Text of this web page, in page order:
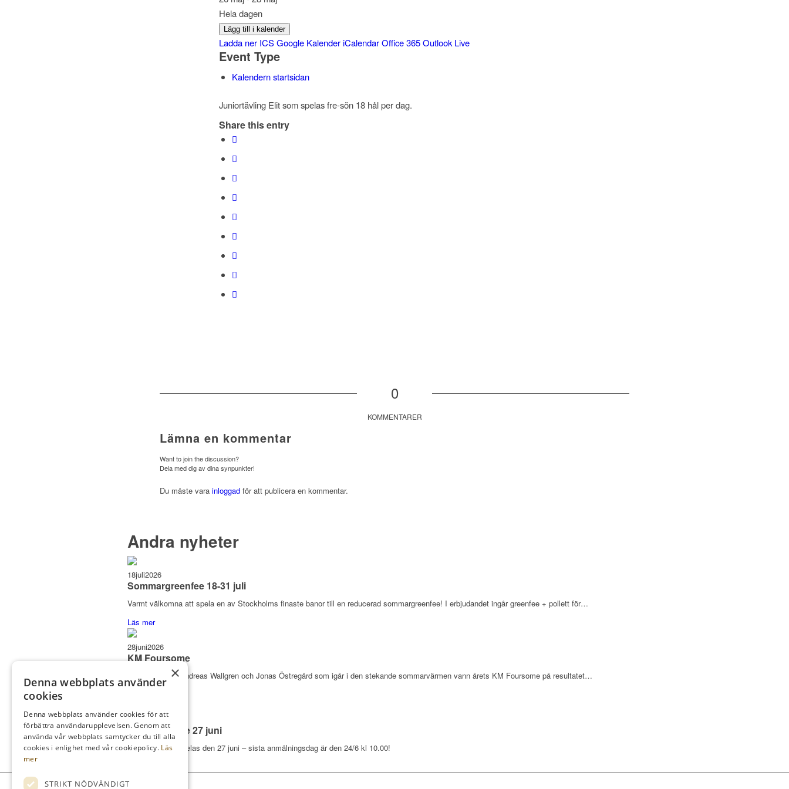
Hela dagen
Lägg till i kalender
Ladda ner ICSGoogle KalenderiCalendarOffice 365Outlook Live
Event Type
Kalendern startsidan
Juniortävling Elit som spelas fre-sön 18 hål per dag.
Share this entry
0
KOMMENTARER
Lämna en kommentar
Want to join the discussion?
Dela med dig av dina synpunkter!
Du måste vara inloggad för att publicera en kommentar.
Andra nyheter
18juli2026
Sommargreenfee 18-31 juli
Varmt välkomna att spela en av Stockholms finaste banor till en reducerad sommargreenfee! I erbjudandet ingår greenfee + pollett för…
Läs mer
28juni2026
KM Foursome
Stort grattis till Andreas Wallgren och Jonas Östregård som igår i den stekande sommarvärmen vann årets KM Foursome på resultatet…
17juni 2026
KM Foursome 27 juni
KM Foursome spelas den 27 juni – sista anmälningsdag är den 24/6 kl 10.00!
×
Denna webbplats använder
cookies
Denna webbplats använder cookies för att
förbättra användarupplevelsen. Genom att
använda vår webbplats samtycker du till alla
cookies i enlighet med vår cookiepolicy. Läs
mer
STRIKT NÖDVÄNDIGT